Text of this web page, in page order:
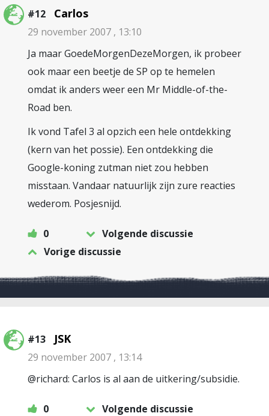
#12 Carlos
29 november 2007 , 13:10
Ja maar GoedeMorgenDezeMorgen, ik probeer
ook maar een beetje de SP op te hemelen
omdat ik anders weer een Mr Middle-of-the-
Road ben.
Ik vond Tafel 3 al opzich een hele ontdekking
(kern van het possie). Een ontdekking die
Google-koning zutman niet zou hebben
misstaan. Vandaar natuurlijk zijn zure reacties
wederom. Posjesnijd.
0
Volgende discussie
Vorige discussie
#13 JSK
29 november 2007 , 13:14
@richard: Carlos is al aan de uitkering/subsidie.
0
Volgende discussie